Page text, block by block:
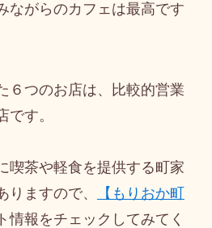
ながらのカフェは最高です
６つのお店は、比較的営業
です。
喫茶や軽食を提供する町家
りますので、
【もりおか町
情報をチェックしてみてく